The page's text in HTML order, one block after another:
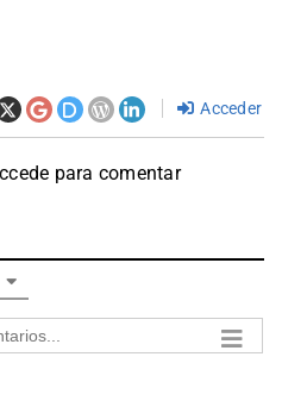
Acceder
para comentar